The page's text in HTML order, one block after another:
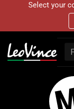
Select your